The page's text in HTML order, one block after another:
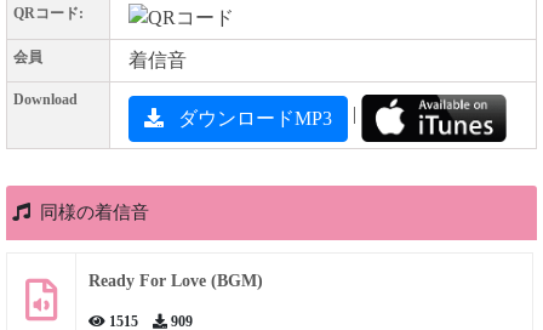
QRコード:
会員 着信音
Download
ダウンロードMP3 |
同様の着信音
Ready For Love (BGM)
1515 909